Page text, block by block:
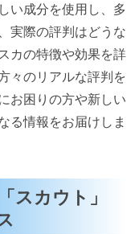
い成分を使用し、多
実際の評判はどうな
カの特徴や効果を詳
々のリアルな評判を
お困りの方や新しい
る情報をお届けしま
スカウト」